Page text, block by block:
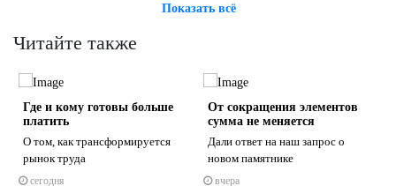
Показать всё
Читайте также
Где и кому готовы больше
платить
О том, как трансформируется
рынок труда
сегодня
От сокращения элементов
сумма не меняется
Дали ответ на наш запрос о
новом памятнике
вчера